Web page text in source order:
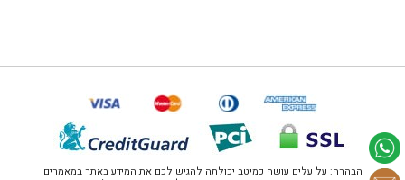
הבהרה: על עלים עושה כמיטב יכולתה להגיש לכם את המידע באתר במאמרים